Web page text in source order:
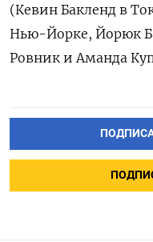
(Кевин Бакленд в
Нью-Йорке, Йорюк
Ровник и Аманда